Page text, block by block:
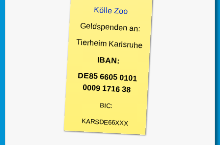
Kölle Zoo
Geldspenden an:
Tierheim Karlsruhe
IBAN:
DE85 6605 0101
0009 1716 38
BIC:
KARSDE66XXX